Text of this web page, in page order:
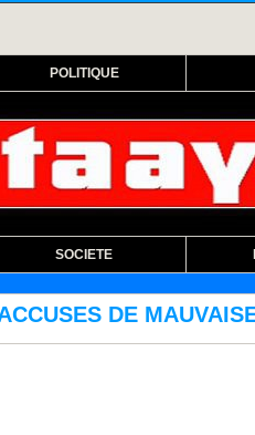
POLITIQUE
SOCIETE
CONDITIONS